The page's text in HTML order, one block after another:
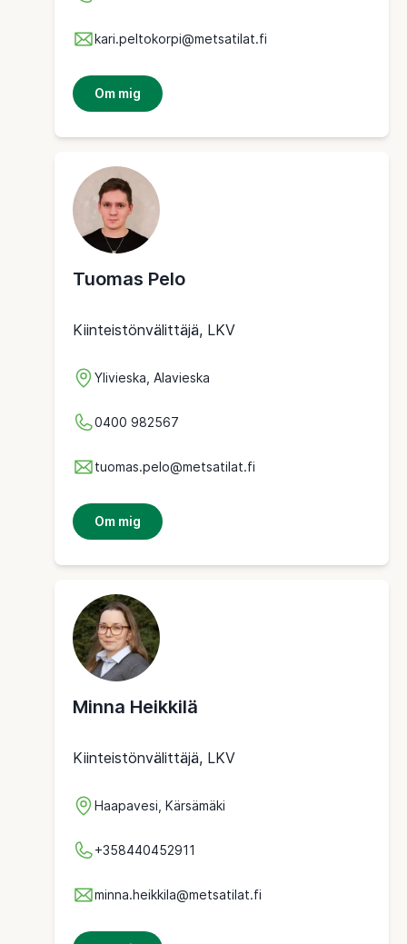
kari.peltokorpi@metsatilat.fi
Om mig
Tuomas Pelo
Kiinteistönvälittäjä, LKV
Ylivieska, Alavieska
0400 982567
tuomas.pelo@metsatilat.fi
Om mig
Minna Heikkilä
Kiinteistönvälittäjä, LKV
Haapavesi, Kärsämäki
+358440452911
minna.heikkila@metsatilat.fi